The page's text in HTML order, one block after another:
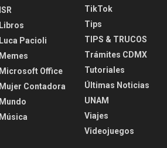
ISR
Libros
Luca Pacioli
Memes
Microsoft Office
Mujer Contadora
Mundo
Música
TikTok
Tips
TIPS & TRUCOS
Trámites CDMX
Tutoriales
Últimas Noticias
UNAM
Viajes
Videojuegos